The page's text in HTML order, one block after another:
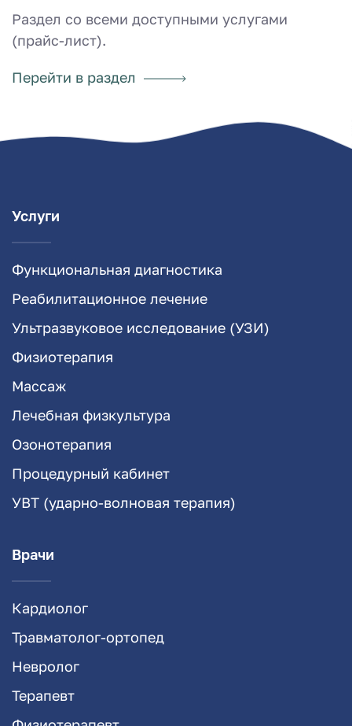
Раздел со всеми доступными услугами
(прайс-лист).
Перейти в раздел
Услуги
Функциональная диагностика
Реабилитационное лечение
Ультразвуковое исследование (УЗИ)
Физиотерапия
Массаж
Лечебная физкультура
Озонотерапия
Процедурный кабинет
УВТ (ударно-волновая терапия)
Врачи
Кардиолог
Травматолог-ортопед
Невролог
Терапевт